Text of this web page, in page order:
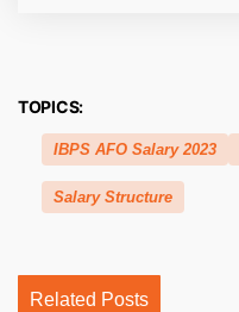
TOPICS:
IBPS AFO Salary 2023
Salary Structure
Related Posts